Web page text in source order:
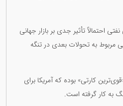
احتمالاً تأثیر جدی بر بازار جهانی
مربوط به تحولات بعدی در تنگه
کارتی» بوده که آمریکا برای
به کار گرفته است.